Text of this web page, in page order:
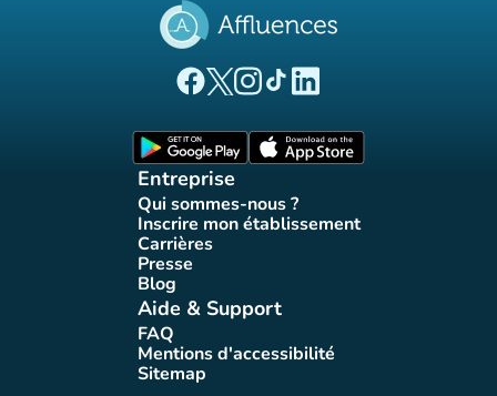
(nouvel onglet)
(nouvel onglet)
(nouvel onglet)
(nouvel onglet)
(nouvel onglet)
Entreprise
Qui sommes-nous ?
(nouvel onglet)
Inscrire mon établissement
(nouvel onglet)
Carrières(nouvel onglet)
Presse(nouvel onglet)
Blog(nouvel onglet)
Aide & Support
FAQ(nouvel onglet)
Mentions d'accessibilité
(nouvel onglet)
Sitemap(nouvel onglet)